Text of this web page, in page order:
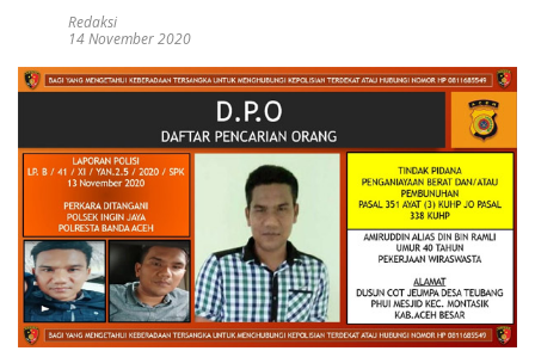
Redaksi
14 November 2020